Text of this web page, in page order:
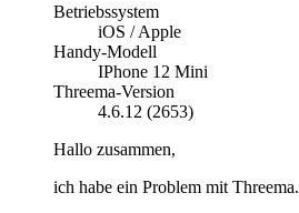
Betriebssystem
iOS / Apple
Handy-Modell
IPhone 12 Mini
Threema-Version
4.6.12 (2653)
Hallo zusammen,
ich habe ein Problem mit Threema.